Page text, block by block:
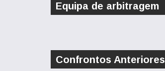
Equipa de arbitragem
Confrontos Anteriores